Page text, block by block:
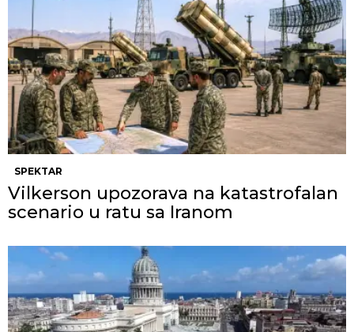
SPEKTAR
Vilkerson upozorava na katastrofalan
scenario u ratu sa Iranom